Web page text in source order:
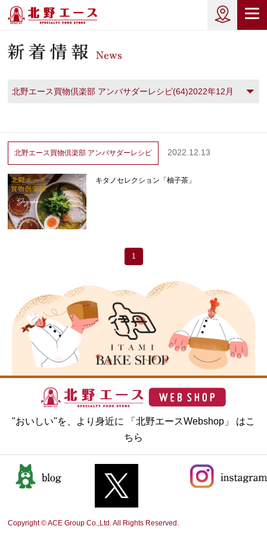
北野エース買物倶楽部 アンバサダーレシピ(64)2022年12月
北野エース買物倶楽部 アンバサダーレシピ 2022.12.13
キタノセレクション「柚子茶」
1
"おいしい"を、より身近に 「北野エースWebshop」 はこ
ちら
Copyright © ACE Group Co.,Ltd. All Rights Reserved.